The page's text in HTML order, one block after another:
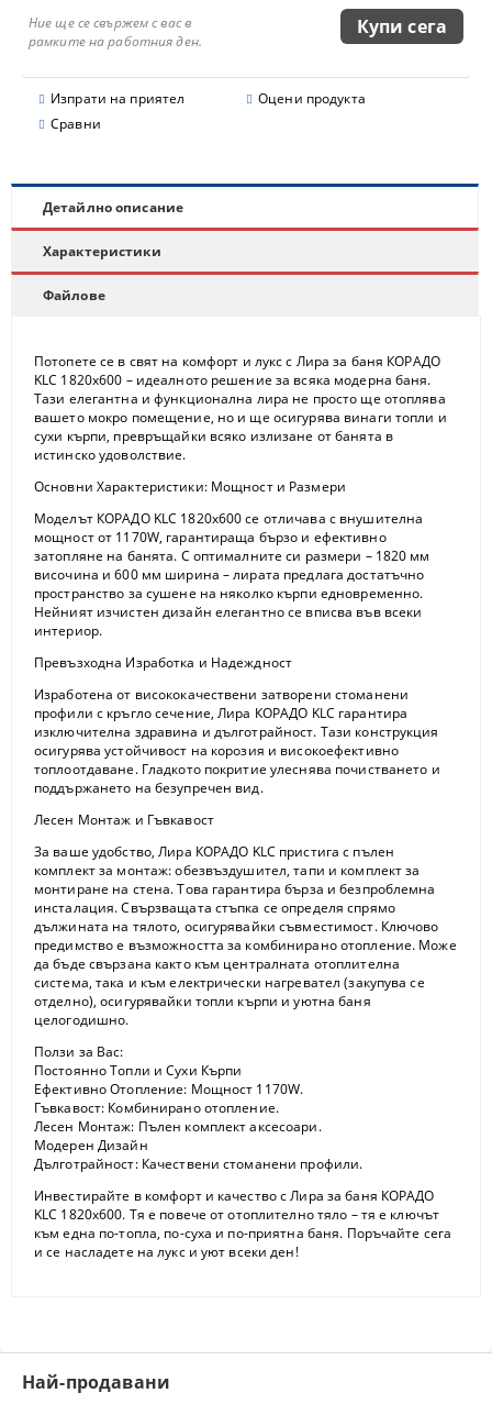
Ние ще се свържем с вас в
рамките на работния ден.
Изпрати на приятел
Оцени продукта
Сравни
Детайлно описание
Характеристики
Файлове
Потопете се в свят на комфорт и лукс с Лира за баня КОРАДО
KLC 1820x600 – идеалното решение за всяка модерна баня.
Тази елегантна и функционална лира не просто ще отоплява
вашето мокро помещение, но и ще осигурява винаги топли и
сухи кърпи, превръщайки всяко излизане от банята в
истинско удоволствие.
Основни Характеристики: Мощност и Размери
Моделът КОРАДО KLC 1820x600се отличава с внушителна
мощност от 1170W, гарантираща бързо и ефективно
затопляне на банята. С оптималните си размери – 1820 мм
височина и 600 мм ширина – лирата предлага достатъчно
пространство за сушене на няколко кърпи едновременно.
Нейният изчистен дизайн елегантно се вписва във всеки
интериор.
Превъзходна Изработка и Надеждност
Изработена от висококачествени затворени стоманени
профили с кръгло сечение, Лира КОРАДО KLC гарантира
изключителна здравина и дълготрайност. Тази конструкция
осигурява устойчивост на корозия и високоефективно
топлоотдаване. Гладкото покритие улеснява почистването и
поддържането на безупречен вид.
Лесен Монтаж и Гъвкавост
За ваше удобство, Лира КОРАДО KLC пристига с пълен
комплект за монтаж: обезвъздушител, тапи и комплект за
монтиране на стена. Това гарантира бърза и безпроблемна
инсталация. Свързващата стъпка се определя спрямо
дължината на тялото, осигурявайки съвместимост. Ключово
предимство е възможността за комбинирано отопление. Може
да бъде свързана както към централната отоплителна
система, така и към електрически нагревател (закупува се
отделно), осигурявайки топли кърпи и уютна баня
целогодишно.
Ползи за Вас:
Постоянно Топли и Сухи Кърпи
Ефективно Отопление: Мощност 1170W.
Гъвкавост: Комбинирано отопление.
Лесен Монтаж: Пълен комплект аксесоари.
Модерен Дизайн
Дълготрайност:Качествени стоманени профили.
Инвестирайте в комфорт и качество сЛира за баня КОРАДО
KLC 1820x600. Тя е повече от отоплително тяло – тя е ключът
към една по-топла, по-суха и по-приятна баня. Поръчайте сега
и се насладете на лукс и уют всеки ден!
Най-продавани